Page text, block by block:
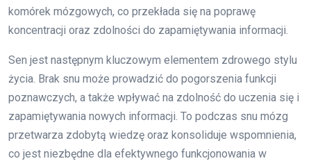
komórek mózgowych, co przekłada się na poprawę
koncentracji oraz zdolności do zapamiętywania informacji.
Sen jest następnym kluczowym elementem zdrowego stylu
życia. Brak snu może prowadzić do pogorszenia funkcji
poznawczych, a także wpływać na zdolność do uczenia się i
zapamiętywania nowych informacji. To podczas snu mózg
przetwarza zdobytą wiedzę oraz konsoliduje wspomnienia,
co jest niezbędne dla efektywnego funkcjonowania w